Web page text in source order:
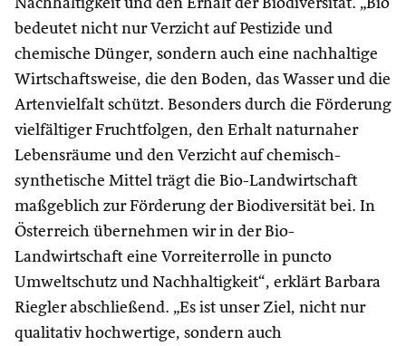
Nachhaltigkeit und den Erhalt der Biodiversität. „Bio
bedeutet nicht nur Verzicht auf Pestizide und
chemische Dünger, sondern auch eine nachhaltige
Wirtschaftsweise, die den Boden, das Wasser und die
Artenvielfalt schützt. Besonders durch die Förderung
vielfältiger Fruchtfolgen, den Erhalt naturnaher
Lebensräume und den Verzicht auf chemisch-
synthetische Mittel trägt die Bio-Landwirtschaft
maßgeblich zur Förderung der Biodiversität bei. In
Österreich übernehmen wir in der Bio-
Landwirtschaft eine Vorreiterrolle in puncto
Umweltschutz und Nachhaltigkeit“, erklärt Barbara
Riegler abschließend. „Es ist unser Ziel, nicht nur
qualitativ hochwertige, sondern auch